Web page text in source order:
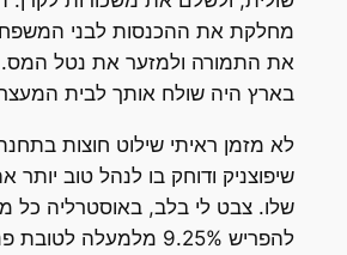
מחלקת את ההכנסות לבני
את התמורה ולמזער את נטל המס.
בארץ היה שולח אותך לבית המעצר
לא מזמן ראיתי שילוט חוצות בתחנת
שיפוצניק ודוחק בו לנהל טוב יותר
שלו. צבט לי בלב, באוסטרליה כל